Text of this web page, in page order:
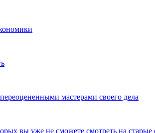
мастерами своего дела
вы уже не сможете смотреть на